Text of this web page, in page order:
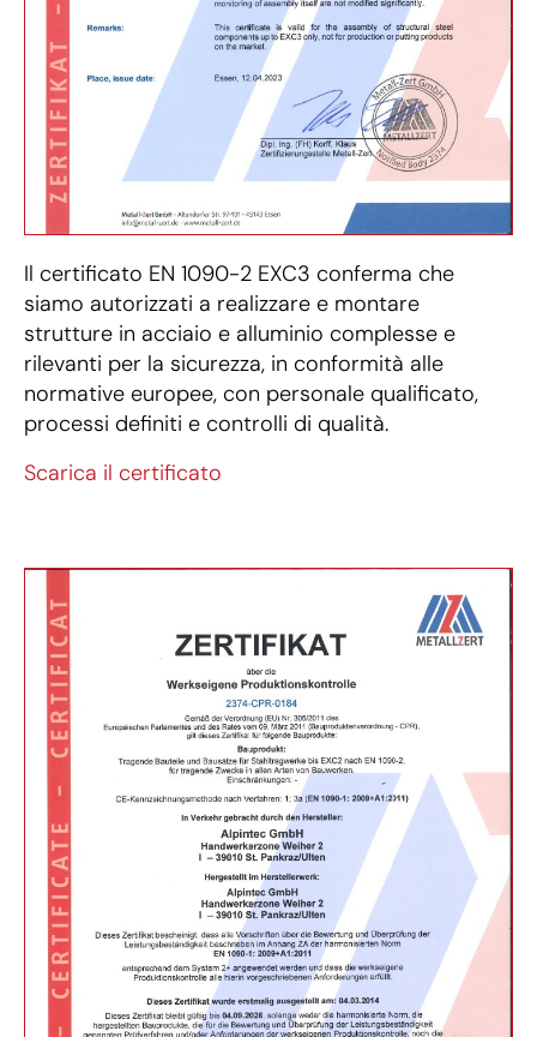
Il certificato EN 1090-2 EXC3 conferma che
siamo autorizzati a realizzare e montare
strutture in acciaio e alluminio complesse e
rilevanti per la sicurezza, in conformità alle
normative europee, con personale qualificato,
processi definiti e controlli di qualità.
Scarica il certificato